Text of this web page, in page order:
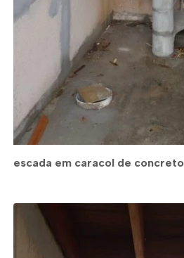
escada em caracol de concreto